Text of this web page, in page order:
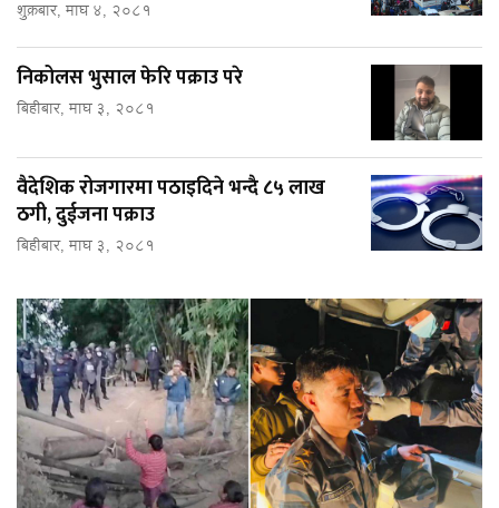
शुक्रबार, माघ ४, २०८१
निकोलस भुसाल फेरि पक्राउ परे
बिहीबार, माघ ३, २०८१
वैदेशिक रोजगारमा पठाइदिने भन्दै ८५ लाख
ठगी, दुईजना पक्राउ
बिहीबार, माघ ३, २०८१